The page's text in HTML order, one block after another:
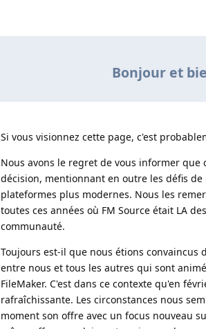
Bonjour et
Si vous visionnez cette page, c'est
Nous avons le regret de vous informer que
décision, mentionnant en outre les défis
plateformes plus modernes. Nous les
toutes ces années où FM Source était LA
communauté.
Toujours est-il que nous étions
entre nous et tous les autres qui sont
FileMaker. C'est dans ce contexte qu'en
rafraîchissante. Les circonstances nous
moment son offre avec un focus nouveau